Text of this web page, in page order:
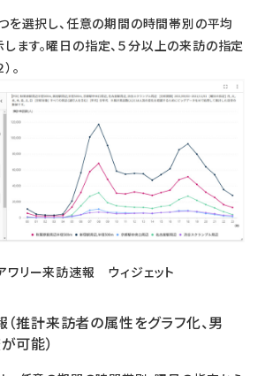
を選択し、任意の期間の時間帯別の平均
ます。曜日の指定、５分以上の来訪の指定
。
リー来訪速報 ウィジェット​
（推計来訪者の属性をグラフ化、男
可能）